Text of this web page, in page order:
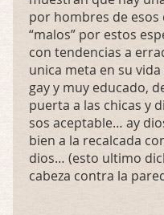
por hombres de
“malos” por estos
con tendencias a
unica meta en su
gay y muy educado,
puerta a las chicas y
sos aceptable… ay
bien a la recalcada
dios… (esto ultimo
cabeza contra la